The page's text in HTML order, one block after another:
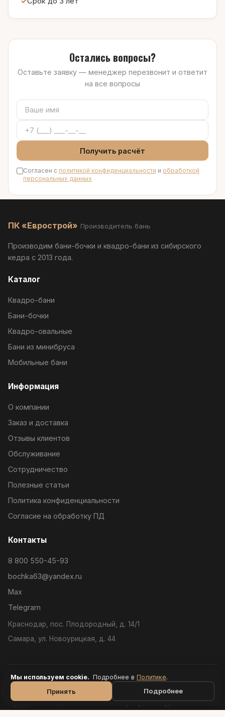
Остались вопросы?
Оставьте заявку — менеджер перезвонит и ответит
на все вопросы
Получить расчёт
Согласен с политикой конфиденциальности и обработкой
персональных данных
ПК «Еврострой» Производитель бань
Производим бани-бочки и квадро-бани из сибирского
кедра с 2013 года.
Каталог
Квадро-бани
Бани-бочки
Квадро-овальные
Бани из минибруса
Мобильные бани
Информация
О компании
Заказ и доставка
Отзывы клиентов
Обслуживание
Сотрудничество
Полезные статьи
Политика конфиденциальности
Согласие на обработку ПД
Контакты
8 800 550-45-93
bochka63@yandex.ru
Max
Telegram
Краснодар, пос. Плодородный, д. 14/1
Самара, ул. Новоурицкая, д. 44
ИП Митяева Ксения Геннадьевна · ОГРНИП 319631300119162 ·
ИНН 026201282768
Юридический адрес: 443030, г. Самара, ул. Новоурицкая, д. 44
Мы используем cookie. Подробнее в Политике.
Принять Подробнее